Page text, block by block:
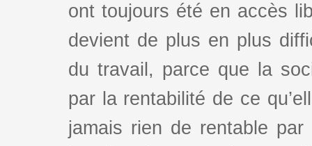
ont toujours été en accès
devient de plus en plus
du travail, parce que la
par la rentabilité de ce
jamais rien de rentable